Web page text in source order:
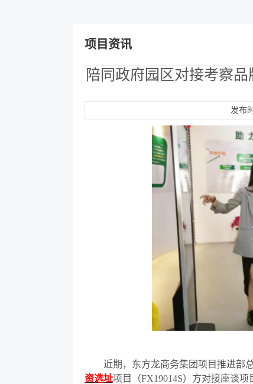
项目资讯
陪同政府园区对接考察
发布
近期，东方龙商务集团项目推进部总
资选址项目（FX19014S）方对接座谈